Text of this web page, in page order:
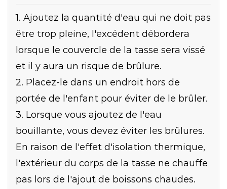
1. Ajoutez la quantité d'eau qui ne doit pas
être trop pleine, l'excédent débordera
lorsque le couvercle de la tasse sera vissé
et il y aura un risque de brûlure.
2. Placez-le dans un endroit hors de
portée de l'enfant pour éviter de le brûler.
3. Lorsque vous ajoutez de l'eau
bouillante, vous devez éviter les brûlures.
En raison de l'effet d'isolation thermique,
l'extérieur du corps de la tasse ne chauffe
pas lors de l'ajout de boissons chaudes.